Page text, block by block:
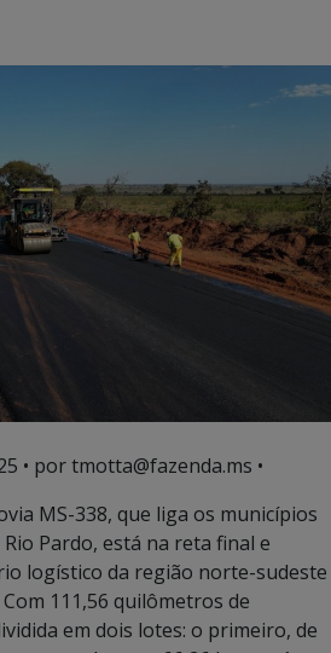
• por tmotta@fazenda.ms •
MS-338, que liga os municípios
Pardo, está na reta final e
logístico da região norte-sudeste
111,56 quilômetros de
em dois lotes: o primeiro, de